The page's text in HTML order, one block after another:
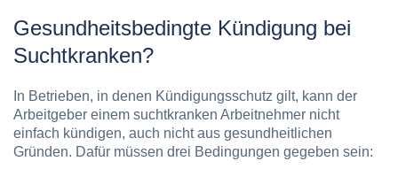
Gesundheitsbedingte Kündigung bei
Suchtkranken?
In Betrieben, in denen Kündigungsschutz gilt, kann der
Arbeitgeber einem suchtkranken Arbeitnehmer nicht
einfach kündigen, auch nicht aus gesundheitlichen
Gründen. Dafür müssen drei Bedingungen gegeben sein: